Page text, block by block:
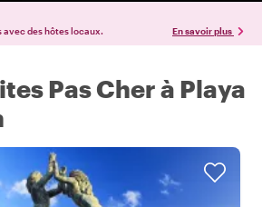
des hôtes locaux. En savoir plus
Pas Cher à Playa